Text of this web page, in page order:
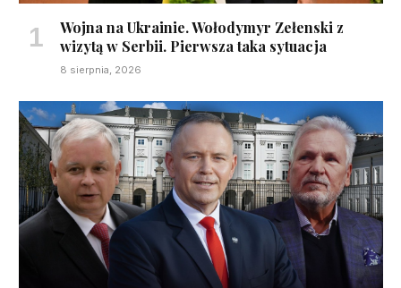
Wojna na Ukrainie. Wołodymyr Zełenski z
wizytą w Serbii. Pierwsza taka sytuacja
8 sierpnia, 2026